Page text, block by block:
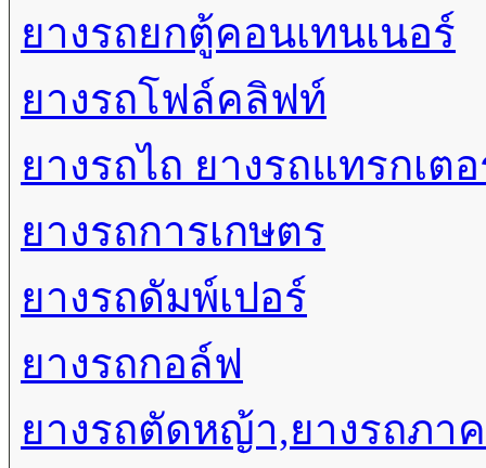
ยางรถยกตู้คอนเทนเนอร์
ยางรถโฟล์คลิฟท์
ยางรถไถ ยางรถแทรกเต
ยางรถการเกษตร
ยางรถดัมพ์เปอร์
ยางรถกอล์ฟ
ยางรถตัดหญ้า,ยางรถภา